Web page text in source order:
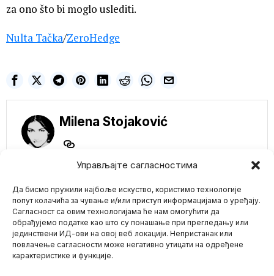
Управљајте сагласностима
Да бисмо пружили најбоље искуство, користимо технологије
попут колачића за чување и/или приступ информацијама о уређају.
Сагласност са овим технологијама ће нам омогућити да
обрађујемо податке као што су понашање при прегледању или
јединствени ИД-ови на овој веб локацији. Непристанак или
повлачење сагласности може негативно утицати на одређене
карактеристике и функције.
za ono što bi moglo uslediti.
Nulta Tačka/ZeroHedge
Milena Stojaković
Mario zna Youtube
NE PROPUSTITE
Koliko će suša uticati
ne cene hrane u Srbiji
Pogodila nas je velika
suša koja je uništila dobar